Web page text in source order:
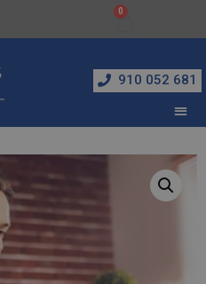
910 052 681
/ Máster en Diseño Gráfico y Productos